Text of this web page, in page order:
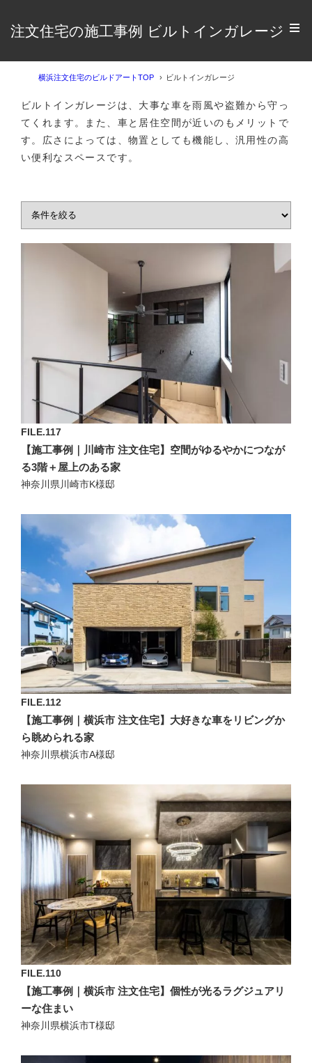
注文住宅の施工事例 ビルトインガレージ
横浜注文住宅のビルドアートTOP ビルトインガレージ
ビルトインガレージは、大事な車を雨風や盗難から守っ
てくれます。また、車と居住空間が近いのもメリットで
す。広さによっては、物置としても機能し、汎用性の高
い便利なスペースです。
FILE.117
【施工事例｜川崎市 注文住宅】空間がゆるやかにつなが
る3階＋屋上のある家
神奈川県川崎市K様邸
FILE.112
【施工事例｜横浜市 注文住宅】大好きな車をリビングか
ら眺められる家
神奈川県横浜市A様邸
FILE.110
【施工事例｜横浜市 注文住宅】個性が光るラグジュアリ
ーな住まい
神奈川県横浜市T様邸